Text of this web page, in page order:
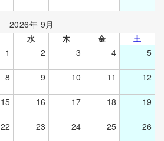
2026年 9月
水 木 金 土
1 2 3 4 5
8 9 10 11 12
15 16 17 18 19
22 23 24 25 26